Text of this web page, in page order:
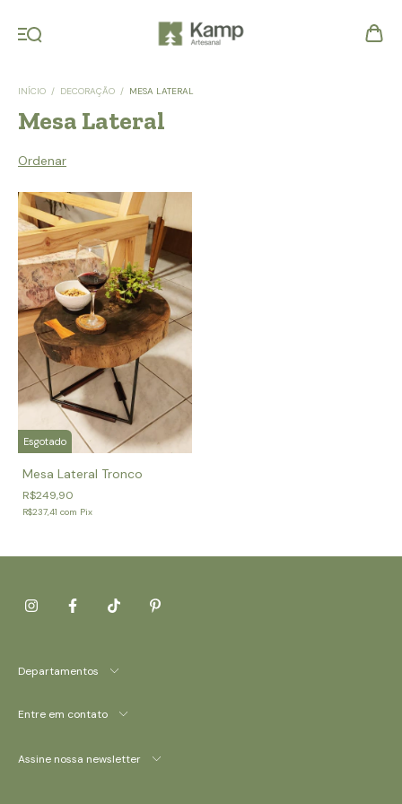
INÍCIO / DECORAÇÃO / MESA LATERAL
Mesa Lateral
Ordenar
Esgotado
Mesa Lateral Tronco
R$249,90
R$237,41 com Pix
Departamentos
Entre em contato
Assine nossa newsletter